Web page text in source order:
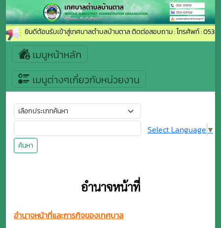
ยินดีต้อนรับเข้าสู่เทศบาลตำบลบ้านตาล ติดต่อสอบถาม : โทรศัพท์ : 053-
เมนูหน้าหลัก
เมนูต่างๆเกี่ยวกับหน่วยงาน
ค้นหา
Select Language ▼
อำนาจหน้าที่
อำนาจหน้าที่และภารกิจของเทศบาล